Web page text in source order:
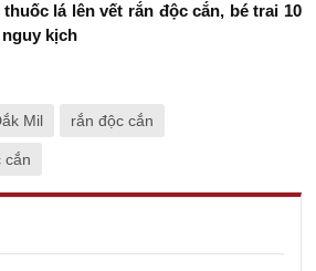
lá lên vết rắn độc cắn, bé trai 10
kịch
Mil rắn độc cắn
cắn